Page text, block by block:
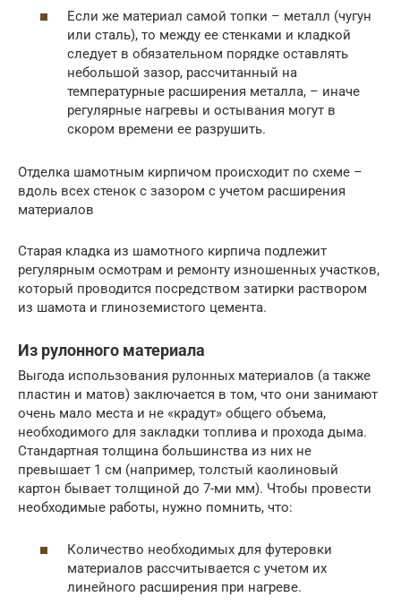
Если же материал самой топки – металл (чугун
или сталь), то между ее стенками и кладкой
следует в обязательном порядке оставлять
небольшой зазор, рассчитанный на
температурные расширения металла, – иначе
регулярные нагревы и остывания могут в
скором времени ее разрушить.
Отделка шамотным кирпичом происходит по схеме –
вдоль всех стенок с зазором с учетом расширения
материалов
Старая кладка из шамотного кирпича подлежит
регулярным осмотрам и ремонту изношенных участков,
который проводится посредством затирки раствором
из шамота и глиноземистого цемента.
Из рулонного материала
Выгода использования рулонных материалов (а также
пластин и матов) заключается в том, что они занимают
очень мало места и не «крадут» общего объема,
необходимого для закладки топлива и прохода дыма.
Стандартная толщина большинства из них не
превышает 1 см (например, толстый каолиновый
картон бывает толщиной до 7-ми мм). Чтобы провести
необходимые работы, нужно помнить, что:
Количество необходимых для футеровки
материалов рассчитывается с учетом их
линейного расширения при нагреве.